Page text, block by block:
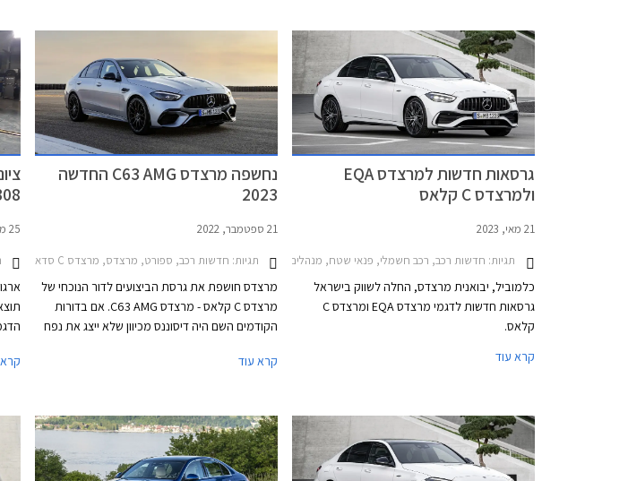
הבטיחות האקטיביות של BYD אטו 3 בכבישים
בין-עירוניים.
גרסאות חדשות למרצדס EQA
ולמרצדס C קלאס
21 מאי, 2023
תגיות: חדשות רכב, רכב חשמלי, פנאי שטח, מנהלים, מרצדס, מרצדס C סדאן 2021-2026מרצדס EQA 2021-2025
כלמוביל, יבואנית מרצדס, החלה לשווק בישראל
גרסאות חדשות לדגמי מרצדס EQA ומרצדס C
קלאס.
קרא עוד
נחשפה מרצדס C63 AMG החדשה
2023
21 ספטמבר, 2022
תגיות: חדשות רכב, ספורט, מרצדס, מרצדס C סדאן 2021-2026מרצדס C סדאן AMG 2018-2019
מרצדס חושפת את גרסת הביצועים לדור הנוכחי של
מרצדס C קלאס - מרצדס C63 AMG. אם בדורות
הקודמים השם היה דיסוננס מכיוון שלא ייצג את נפח
טורבו שסייע לו להגיע להספק מרבי של 510 כ"ס
בגרסאות S החזקות. והדור הנוכחי? הוא עושה
היסטוריה מסוימת כראשון להצטייד במנוע טורבו עם
קרא עוד
308 ורכבים
25 מאי, 2022